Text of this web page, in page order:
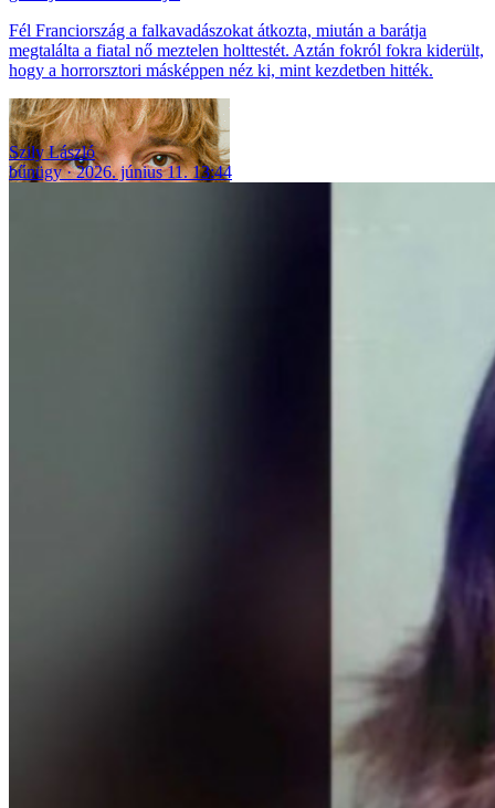
Fél Franciország a falkavadászokat átkozta, miután a barátja
megtalálta a fiatal nő meztelen holttestét. Aztán fokról fokra kiderült,
hogy a horrorsztori másképpen néz ki, mint kezdetben hitték.
Szily László
bűnügy
2026. június 11. 13:44